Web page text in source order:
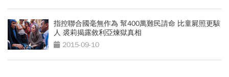
指控聯合國毫無作為 幫400萬難民請命 比童屍照更駭
人 裘莉揭露敘利亞煉獄真相
2015-09-10